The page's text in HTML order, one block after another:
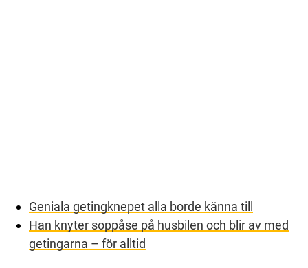
Geniala getingknepet alla borde känna till
Han knyter soppåse på husbilen och blir av med
getingarna – för alltid